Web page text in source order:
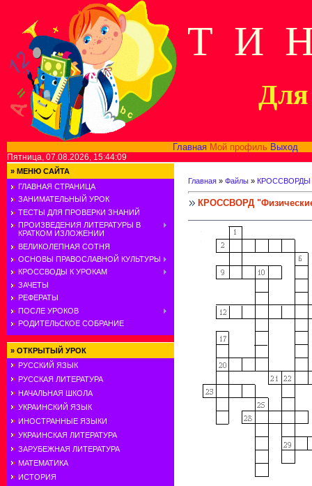
Т И
Для
Главная Мой профиль Выход
Пятница, 07.08.2026, 15:44:09
» МЕНЮ САЙТА
ГЛАВНАЯ СТРАНИЦА
ЗАНИМАТЕЛЬНЫЙ УРОК
ТЕСТЫ ДЛЯ ПРОВЕРКИ ЗНАНИЙ
ПРОИЗВЕДЕНИЯ ЛИТЕРАТУРЫ В
КРАТКОМ ИЗЛОЖЕНИИ
ВЕЛИКОЛЕПНАЯ СОТНЯ
ОСНОВЫ ПРАВОСЛАВНОЙ КУЛЬТУРЫ
КРОССВОДЫ К УРОКАМ
ЗАЧЕТЫ
РЕФЕРАТЫ
ПОСЛЕ УРОКОВ
РОДИТЕЛЬСКОЕ СОБРАНИЕ
» ОТКРЫТЫЙ УРОК
РУССКИЙ ЯЗЫК
РУССКАЯ ЛИТЕРАТУРА
НАЧАЛЬНАЯ ШКОЛА
УКРАИНСКИЙ ЯЗЫК
ИНОСТРАННЫЕ ЯЗЫКИ
УКРАИНСКАЯ ЛИТЕРАТУРА
ЗАРУБЕЖНАЯ ЛИТЕРАТУРА
МАТЕМАТИКА
ИСТОРИЯ
Главная » Файлы » КРОССВОРДЫ
КРОССВОРД